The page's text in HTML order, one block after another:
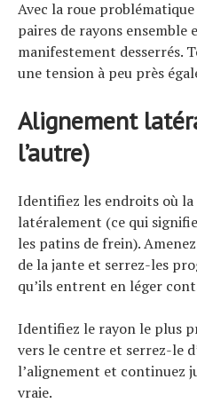
Avec la roue
paires de rayons ensemble
manifestement desserrés.
une tension à peu près
Alignement
l’autre)
Identifiez les endroits où
latéralement (ce qui
les patins de frein).
de la jante et serrez-les
qu’ils entrent en léger
Identifiez le rayon le plus
vers le centre et serrez-le
l’alignement et continuez
vraie.